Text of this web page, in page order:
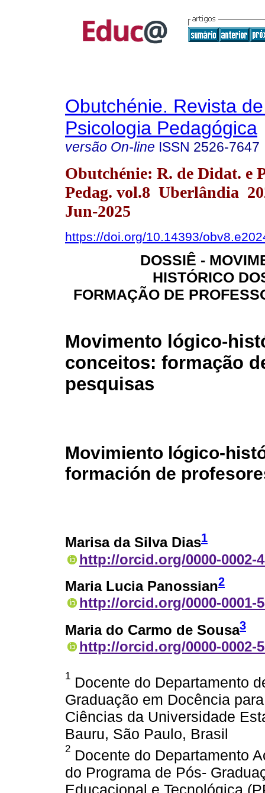
Obutchénie. Revista
Psicologia Pedagógica
versão On-line ISSN 2526-7647
Obutchénie: R. de Didat. e
Pedag. vol.8 Uberlândia
Jun-2025
https://doi.org/10.14393/
DOSSIÊ -
HISTÓRICO
FORMAÇÃO DE
Movimento lógico-
conceitos: formação
pesquisas
Movimiento lógico-
formación de
Marisa da Silva Dias1
http://orcid.org/0000-0002-
Maria Lucia Panossian2
http://orcid.org/0000-0001-
Maria do Carmo de Sousa3
http://orcid.org/0000-0002-
1 Docente do Departamento
Graduação em Docência
Ciências da Universidade
Bauru, São Paulo, Brasil
2 Docente do Departamento
do Programa de Pós-
Educacional e Tecnológica